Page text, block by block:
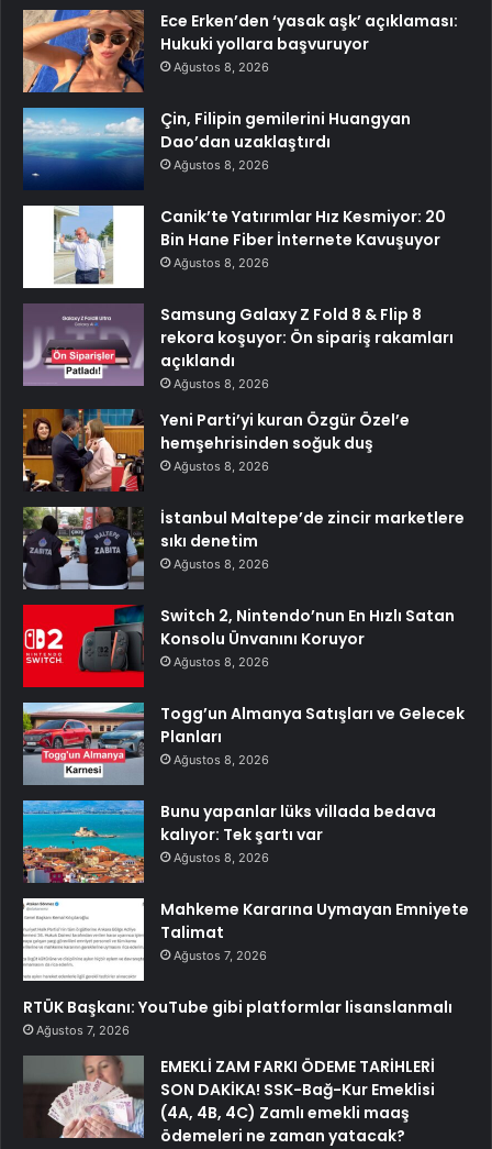
Ece Erken’den ‘yasak aşk’ açıklaması:
Hukuki yollara başvuruyor
Ağustos 8, 2026
Çin, Filipin gemilerini Huangyan
Dao’dan uzaklaştırdı
Ağustos 8, 2026
Canik’te Yatırımlar Hız Kesmiyor: 20
Bin Hane Fiber İnternete Kavuşuyor
Ağustos 8, 2026
Samsung Galaxy Z Fold 8 & Flip 8
rekora koşuyor: Ön sipariş rakamları
açıklandı
Ağustos 8, 2026
Yeni Parti’yi kuran Özgür Özel’e
hemşehrisinden soğuk duş
Ağustos 8, 2026
İstanbul Maltepe’de zincir marketlere
sıkı denetim
Ağustos 8, 2026
Switch 2, Nintendo’nun En Hızlı Satan
Konsolu Ünvanını Koruyor
Ağustos 8, 2026
Togg’un Almanya Satışları ve Gelecek
Planları
Ağustos 8, 2026
Bunu yapanlar lüks villada bedava
kalıyor: Tek şartı var
Ağustos 8, 2026
Mahkeme Kararına Uymayan Emniyete
Talimat
Ağustos 7, 2026
RTÜK Başkanı: YouTube gibi platformlar lisanslanmalı
Ağustos 7, 2026
EMEKLİ ZAM FARKI ÖDEME TARİHLERİ
SON DAKİKA! SSK-Bağ-Kur Emeklisi
(4A, 4B, 4C) Zamlı emekli maaş
ödemeleri ne zaman yatacak?